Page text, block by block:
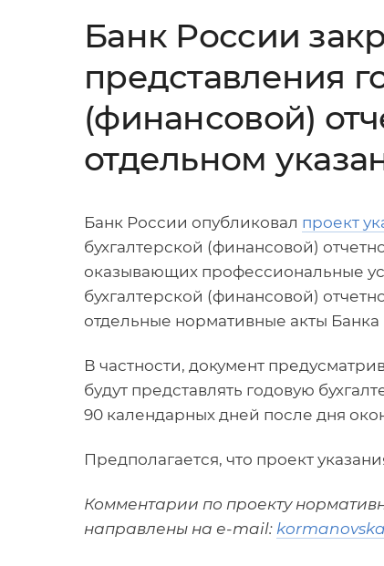
Банк России
представления
(финансовой)
отдельном
Банк России опубликовал проект
бухгалтерской (финансовой)
оказывающих профессиональные
бухгалтерской (финансовой)
отдельные нормативные акты Банка
В частности, документ
будут представлять годовую
90 календарных дней после дня
Предполагается, что проект
Комментарии по проекту
направлены на е-mail: